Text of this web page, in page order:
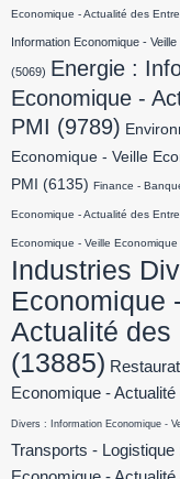
Economique - Actualité des
Information Economique -
(5069) Energie :
Economique -
PMI (9789)
Economique - Veille
PMI
(6135) Finance -
Economique - Actualité des
Economique - Veille
Industries
Economique
Actualité des
(13885)
Economique -
Divers : Information Economique -
Transports -